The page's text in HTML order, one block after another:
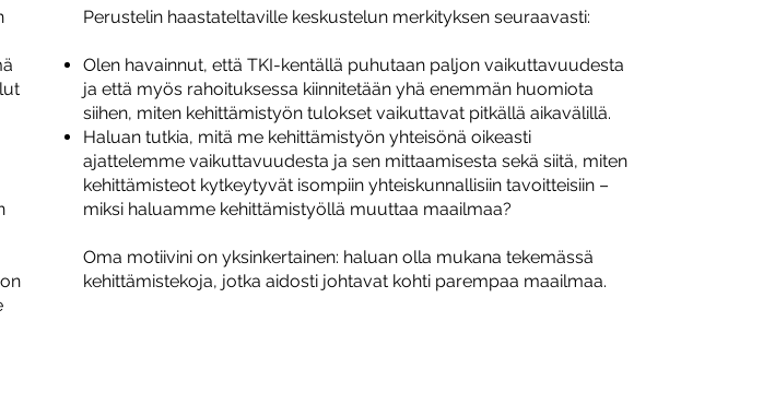
Perustelin haastateltaville keskustelun merkityksen seuraavasti:
Olen havainnut, että TKI-kentällä puhutaan paljon vaikuttavuudesta
ja että myös rahoituksessa kiinnitetään yhä enemmän huomiota
siihen, miten kehittämistyön tulokset vaikuttavat pitkällä aikavälillä.
Haluan tutkia, mitä me kehittämistyön yhteisönä oikeasti
ajattelemme vaikuttavuudesta ja sen mittaamisesta sekä siitä, miten
kehittämisteot kytkeytyvät isompiin yhteiskunnallisiin tavoitteisiin –
miksi haluamme kehittämistyöllä muuttaa maailmaa?
Oma motiivini on yksinkertainen: haluan olla mukana tekemässä
kehittämistekoja, jotka aidosti johtavat kohti parempaa maailmaa.